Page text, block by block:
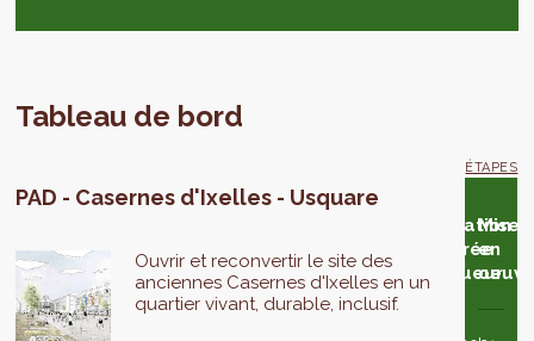
Tableau de bord
PAD - Casernes d'Ixelles - Usquare
Ouvrir et reconvertir le site des
anciennes Casernes d'Ixelles en un
quartier vivant, durable, inclusif.
ÉTAPES
adaptation
du projet
en 2ème
lecture
Conseil
d'État
adaptation
du projet
en 3ème
lecture
Publication
et entrée
en vigueur
Mise
en